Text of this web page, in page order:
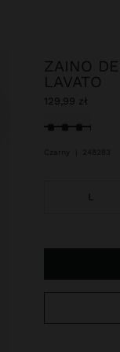
ZAINO
LAVATO
129,99 zł
Wybrane
Czarny 248283
L